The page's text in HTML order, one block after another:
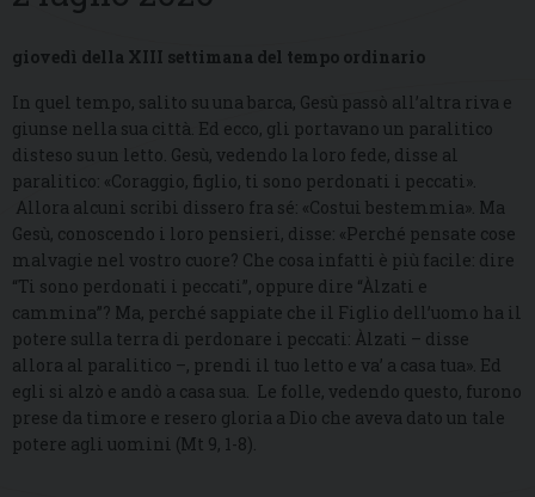
giovedì della XIII settimana del tempo ordinario
In quel tempo, salito su una barca, Gesù passò all’altra riva e
giunse nella sua città. Ed ecco, gli portavano un paralitico
disteso su un letto. Gesù, vedendo la loro fede, disse al
paralitico: «Coraggio, figlio, ti sono perdonati i peccati».
Allora alcuni scribi dissero fra sé: «Costui bestemmia». Ma
Gesù, conoscendo i loro pensieri, disse: «Perché pensate cose
malvagie nel vostro cuore? Che cosa infatti è più facile: dire
“Ti sono perdonati i peccati”, oppure dire “Àlzati e
cammina”? Ma, perché sappiate che il Figlio dell’uomo ha il
potere sulla terra di perdonare i peccati: Àlzati – disse
allora al paralitico –, prendi il tuo letto e va’ a casa tua». Ed
egli si alzò e andò a casa sua. Le folle, vedendo questo, furono
prese da timore e resero gloria a Dio che aveva dato un tale
potere agli uomini (Mt 9, 1-8).